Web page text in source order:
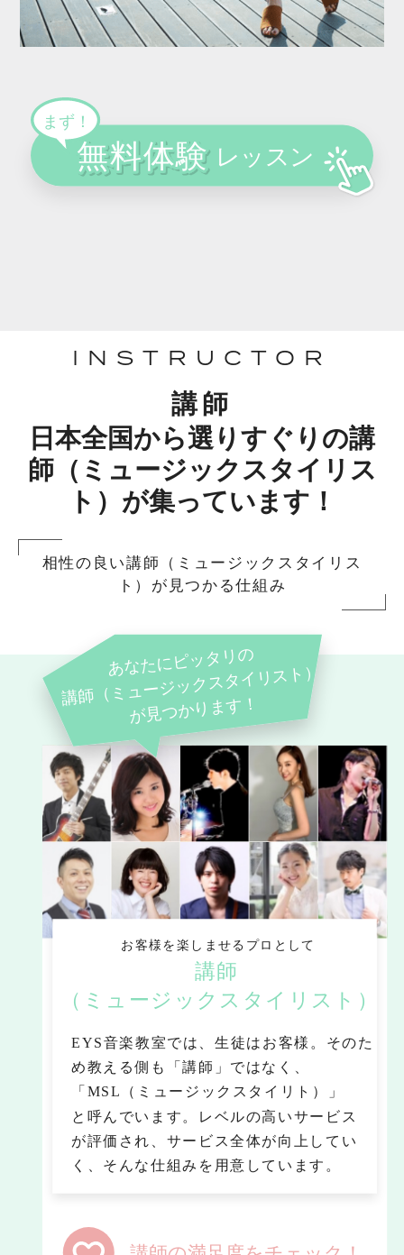
INSTRUCTOR
講師
日本全国から選りすぐりの講
師（ミュージックスタイリス
ト）が集っています！
相性の良い講師（ミュージックスタイリス
ト）が見つかる仕組み